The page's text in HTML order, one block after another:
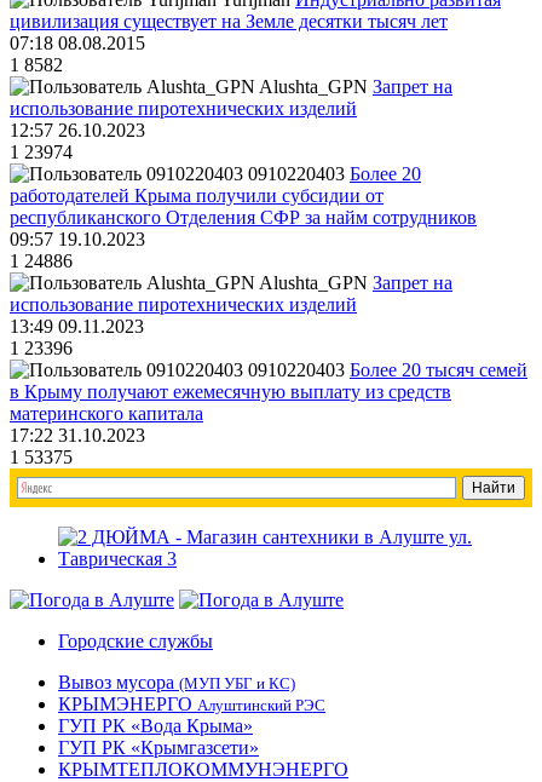
цивилизация существует на Земле десятки тысяч лет
07:18 08.08.2015
1 8582
Alushta_GPN Запрет на
использование пиротехнических изделий
12:57 26.10.2023
1 23974
0910220403 Более 20
работодателей Крыма получили субсидии от
республиканского Отделения СФР за найм сотрудников
09:57 19.10.2023
1 24886
Alushta_GPN Запрет на
использование пиротехнических изделий
13:49 09.11.2023
1 23396
0910220403 Более 20 тысяч семей
в Крыму получают ежемесячную выплату из средств
материнского капитала
17:22 31.10.2023
1 53375
Городские службы
Вывоз мусора (МУП УБГ и КС)
КРЫМЭНЕРГО Алуштинский РЭС
ГУП РК «Вода Крыма»
ГУП РК «Крымгазсети»
КРЫМТЕПЛОКОММУНЭНЕРГО